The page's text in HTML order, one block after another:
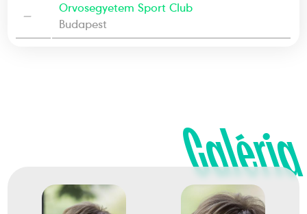
—
Orvosegyetem Sport Club
Budapest
Galéria